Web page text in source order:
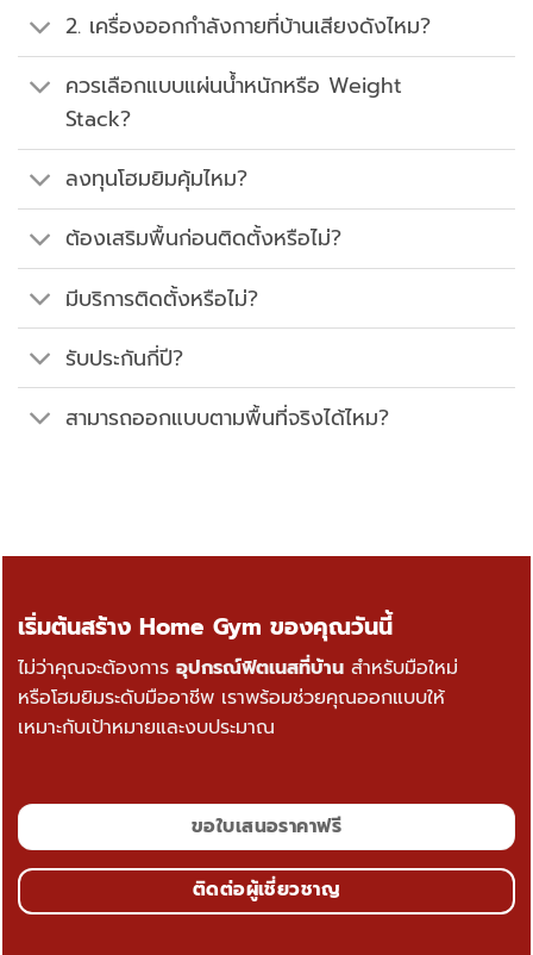
ควรเลือกแบบแผ่นน้ำหนักหรือ Weight
Stack?
ลงทุนโฮมยิมคุ้มไหม?
ต้องเสริมพื้นก่อนติดตั้งหรือไม่?
มีบริการติดตั้งหรือไม่?
รับประกันกี่ปี?
สามารถออกแบบตามพื้นที่จริงได้ไหม?
เริ่มต้นสร้าง Home Gym ของคุณวันนี้
ไม่ว่าคุณจะต้องการอุปกรณ์ฟิตเนสที่บ้านสำหรับมือใหม่
หรือโฮมยิมระดับมืออาชีพ เราพร้อมช่วยคุณออกแบบให้
เหมาะกับเป้าหมายและงบประมาณ
ขอใบเสนอราคาฟรี
ติดต่อผู้เชี่ยวชาญ